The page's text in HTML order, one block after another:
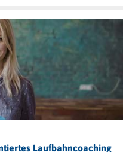
Laufbahncoaching